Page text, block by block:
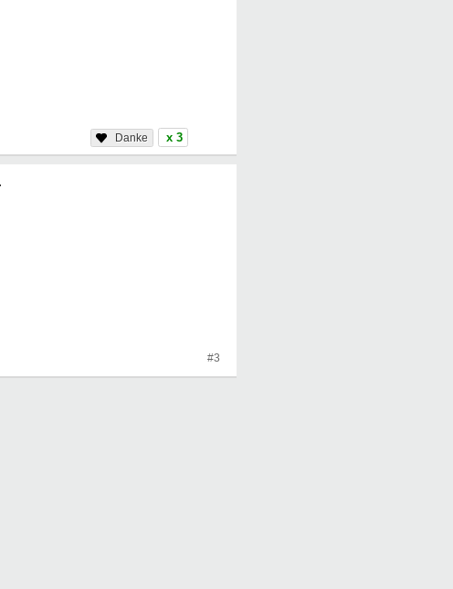
x 3
#3